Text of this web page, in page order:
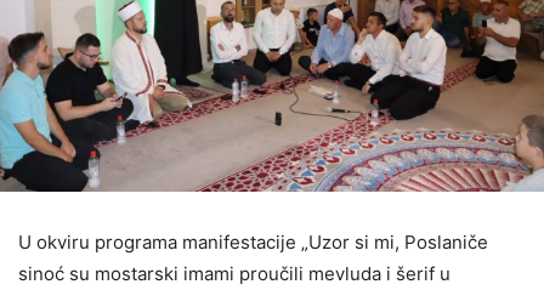
U okviru programa manifestacije „Uzor si mi, Poslaniče
sinoć su mostarski imami proučili mevluda i šerif u